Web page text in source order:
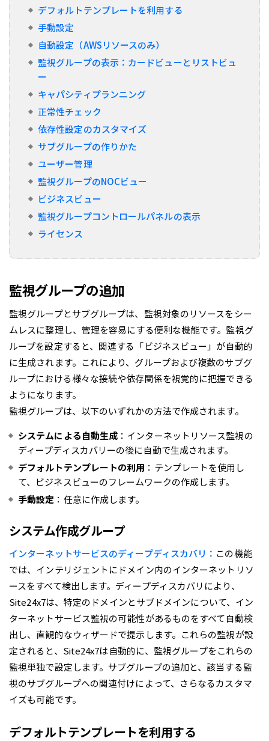
デフォルトテンプレートを利用する
手動設定
自動設定（AWSリソースのみ）
監視グループの表示：カードビューとリストビュ
ー
キャパシティプランニング
正常性チェック
依存性設定のカスタマイズ
サブグループの作りかた
ユーザー管理
監視グループのNOCビュー
ビジネスビュー
監視グループコントロールパネルの表示
ライセンス
監視グループの追加
監視グループとサブグループは、監視対象のリソースをシー
ムレスに整理し、管理を容易にする便利な機能です。監視グ
ループを設定すると、関連する「ビジネスビュー」が自動的
に生成されます。これにより、グループおよび複数のサブグ
ループにおける様々な接続や依存関係を視覚的に把握できる
ようになります。
監視グループは、以下のいずれかの方法で作成されます。
システムによる自動生成 ：インターネットリソース監視の
ディープディスカバリーの後に自動で生成されます。
デフォルトテンプレートの利用 ：テンプレートを使用し
て、ビジネスビューのフレームワークの作成します。
手動設定 ：任意に作成します。
システム作成グループ
インターネットサービスのディープディスカバリ： この機能
では、インテリジェントにドメイン内のインターネットリソ
ースをすべて検出します。ディープディスカバリにより、
Site24x7は、特定のドメインとサブドメインについて、イン
ターネットサービス監視の可能性があるものをすべて自動検
出し、直観的なウィザードで提示します。これらの監視が設
定されると、Site24x7は自動的に、監視グループをこれらの
監視単独で設定します。サブグループの追加と、該当する監
視のサブグループへの関連付けによって、さらなるカスタマ
イズも可能です。
デフォルトテンプレートを利用する